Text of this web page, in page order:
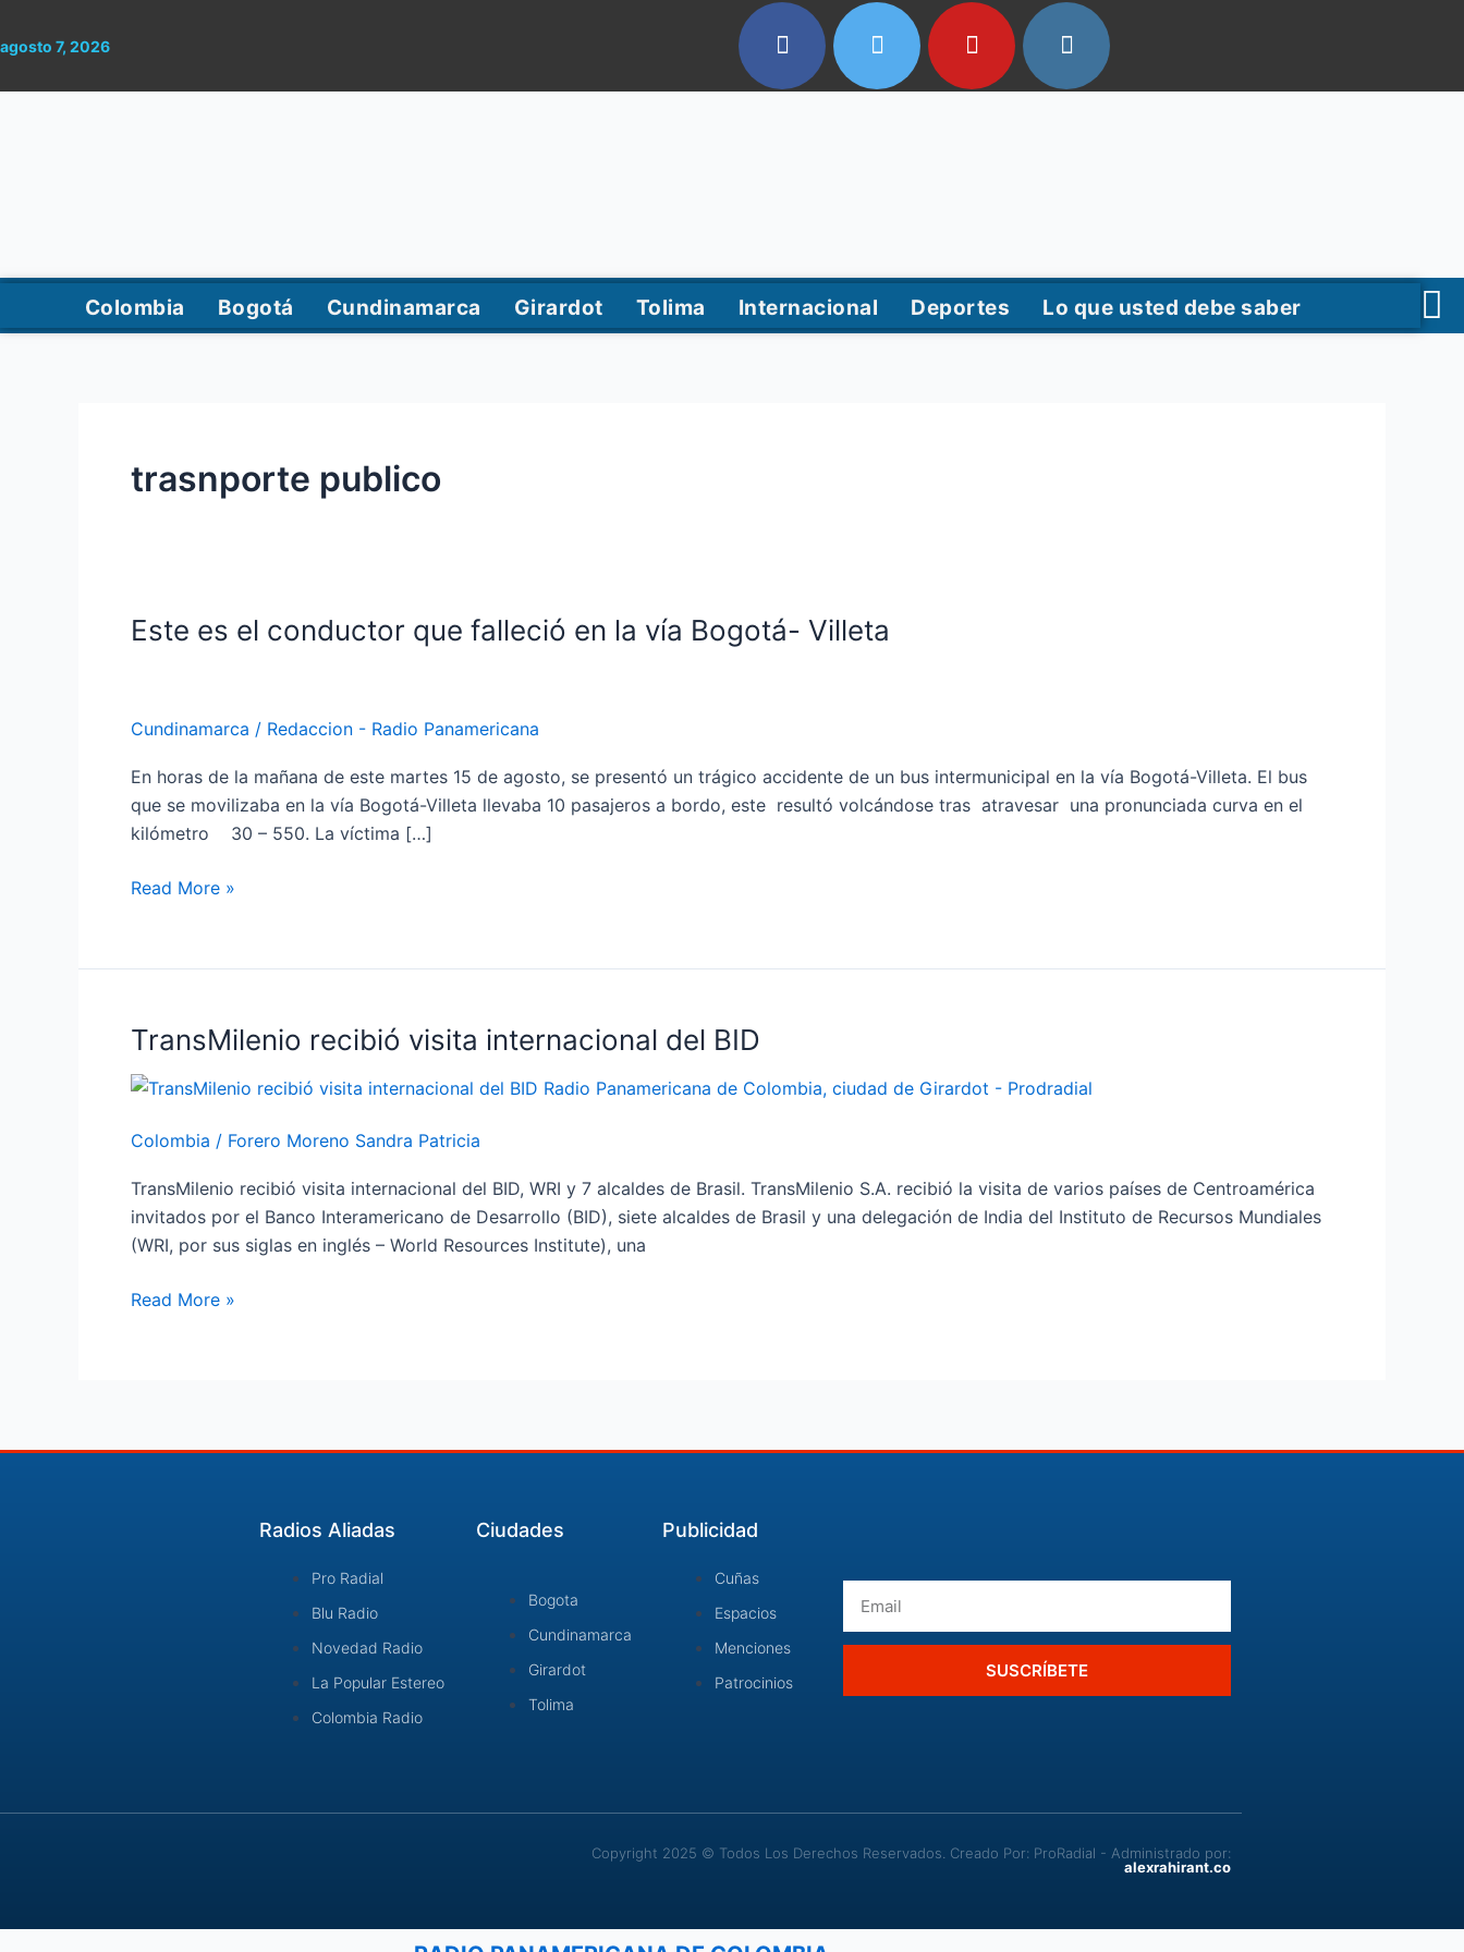
al
agosto 7, 2026
Colombia Bogotá Cundinamarca Girardot Tolima Internacional Deportes Lo que usted debe saber
trasnporte publico
Este es el conductor que falleció en la vía Bogotá- Villeta
Cundinamarca / Redaccion - Radio Panamericana
En horas de la mañana de este martes 15 de agosto, se presentó un trágico accidente de un bus intermunicipal en la vía Bogotá-Villeta. El bus
que se movilizaba en la vía Bogotá-Villeta llevaba 10 pasajeros a bordo, este resultó volcándose tras atravesar una pronunciada curva en el
kilómetro 30 – 550. La víctima […]
Este
que
falleció
la
Bogotá-
Read More »
TransMilenio recibió visita internacional del BID
Colombia / Forero Moreno Sandra Patricia
TransMilenio recibió visita internacional del BID, WRI y 7 alcaldes de Brasil. TransMilenio S.A. recibió la visita de varios países de Centroamérica
invitados por el Banco Interamericano de Desarrollo (BID), siete alcaldes de Brasil y una delegación de India del Instituto de Recursos Mundiales
(WRI, por sus siglas en inglés – World Resources Institute), una
TransMilenio
visita
del
Read More »
Radios Aliadas
Pro Radial
Blu Radio
Novedad Radio
La Popular Estereo
Colombia Radio
Ciudades
Bogota
Cundinamarca
Girardot
Tolima
Publicidad
Cuñas
Espacios
Menciones
Patrocinios
SUSCRÍBETE
Copyright 2025 © Todos Los Derechos Reservados. Creado Por: ProRadial - Administrado por:
alexrahirant.co